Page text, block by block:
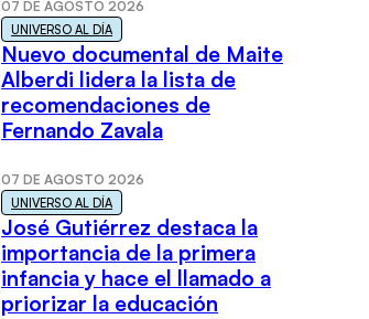
07 DE AGOSTO 2026
UNIVERSO AL DÍA
Nuevo documental de Maite
Alberdi lidera la lista de
recomendaciones de
Fernando Zavala
07 DE AGOSTO 2026
UNIVERSO AL DÍA
José Gutiérrez destaca la
importancia de la primera
infancia y hace el llamado a
priorizar la educación